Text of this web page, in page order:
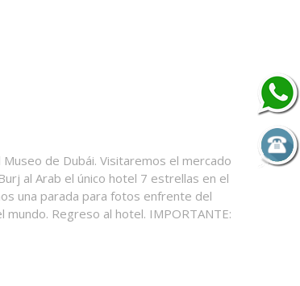
de Dubái. Visitaremos el mercado
al Arab el único hotel 7 estrellas en el
una parada para fotos enfrente del
Regreso al hotel. IMPORTANTE: